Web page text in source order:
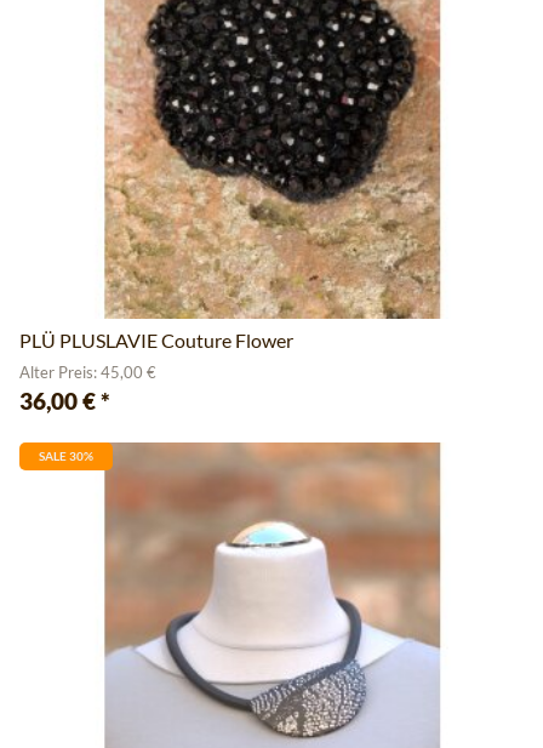
PLÜ PLUSLAVIE Couture Flower
Alter Preis: 45,00 €
36,00 €*
SALE 30%